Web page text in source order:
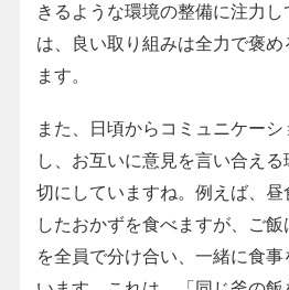
きるような環境の整備に注力
は、良い取り組みは全力で褒
ます。
また、日頃からコミュニケー
し、お互いに意見を言い合え
切にしていますね。例えば、
したおかずを食べますが、ご
を全員で分け合い、一緒に食